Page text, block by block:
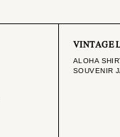
VINTAGE
ALOHA
SOUVENIR